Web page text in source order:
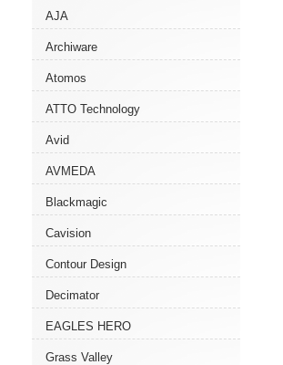
AJA
Archiware
Atomos
ATTO Technology
Avid
AVMEDA
Blackmagic
Cavision
Contour Design
Decimator
EAGLES HERO
Grass Valley